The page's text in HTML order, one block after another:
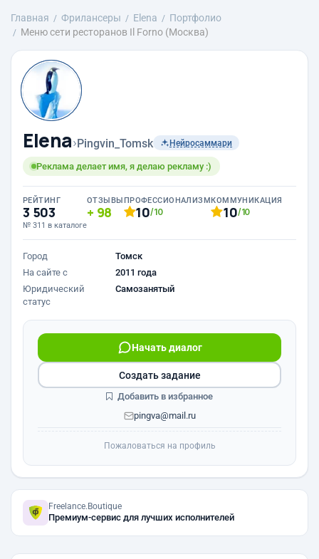
Главная Фрилансеры Elena
Портфолио
Меню сети ресторанов Il Forno (Москва)
Elena›Pingvin_Tomsk Нейросаммари
Реклама делает имя, я делаю рекламу :)
РЕЙТИНГ
3 503
№ 311 в каталоге
ОТЗЫВЫ
98
ПРОФЕССИОНАЛИЗМ
10/10
КОММУНИКАЦИЯ
10/10
Город
Томск
На сайте с
2011 года
Юридический
статус
Самозанятый
Начать диалог
pingva@mail.ru
Создать задание
Добавить в избранное
Пожаловаться на профиль
Freelance.Boutique
Премиум-сервис для лучших исполнителей